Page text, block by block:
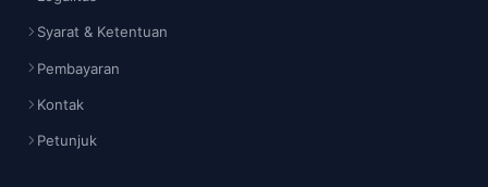
Syarat & Ketentuan
Pembayaran
Kontak
Petunjuk